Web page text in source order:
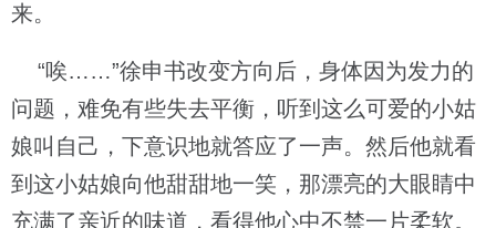
来。
“唉……”徐申书改变方向后，身体因为发力的
问题，难免有些失去平衡，听到这么可爱的小姑
娘叫自己，下意识地就答应了一声。然后他就看
到这小姑娘向他甜甜地一笑，那漂亮的大眼睛中
充满了亲近的味道，看得他心中不禁一片柔软。